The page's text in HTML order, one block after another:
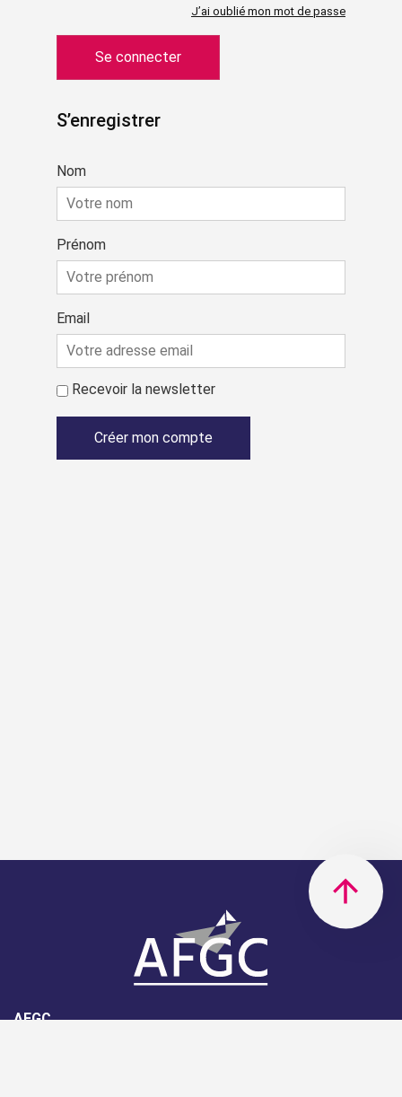
J’ai oublié mon mot de passe
S’enregistrer
Nom
Prénom
Email
Recevoir la newsletter
AFGC